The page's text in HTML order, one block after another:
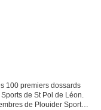
100 premiers dossards
de St Pol de Léon.
de Plouider Sports